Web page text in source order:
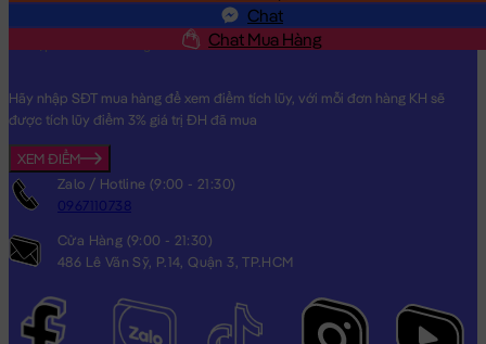
Chat
Chat Mua Hàng
Hãy nhập SĐT mua hàng để xem điểm tích lũy, với mỗi đơn hàng KH sẽ
được tích lũy điểm 3% giá trị ĐH đã mua
XEM ĐIỂM
Zalo / Hotline (9:00 - 21:30)
0967110738
Cửa Hàng (9:00 - 21:30)
486 Lê Văn Sỹ, P.14, Quận 3, TP.HCM